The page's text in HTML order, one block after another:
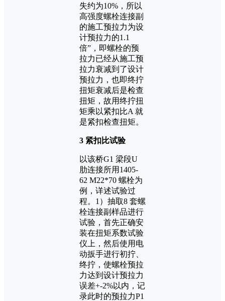
失约为10%，所以
高强度螺栓连接副
的施工预拉力为设
计预拉力的1.1
倍”，即螺栓的预
拉力已经从施工预
拉力衰减到了设计
预拉力，也即终拧
扭矩衰减后是检查
扭矩，故用终拧扭
矩乘以紧扣比A 就
是紧扣检查扭矩。
3 紧扣比试验
以该桥G1 梁段U
肋连接所用1405-
62 M22*70 螺栓为
例，详述试验过
程。1）抽取8 套螺
栓连接副样品进行
试验，首先正确安
装在扭矩系数试验
仪上，然后使用电
动扳手进行初拧、
终拧，使螺栓预拉
力达到设计预拉力
误差+-2%以内，记
录此时的预拉力P1